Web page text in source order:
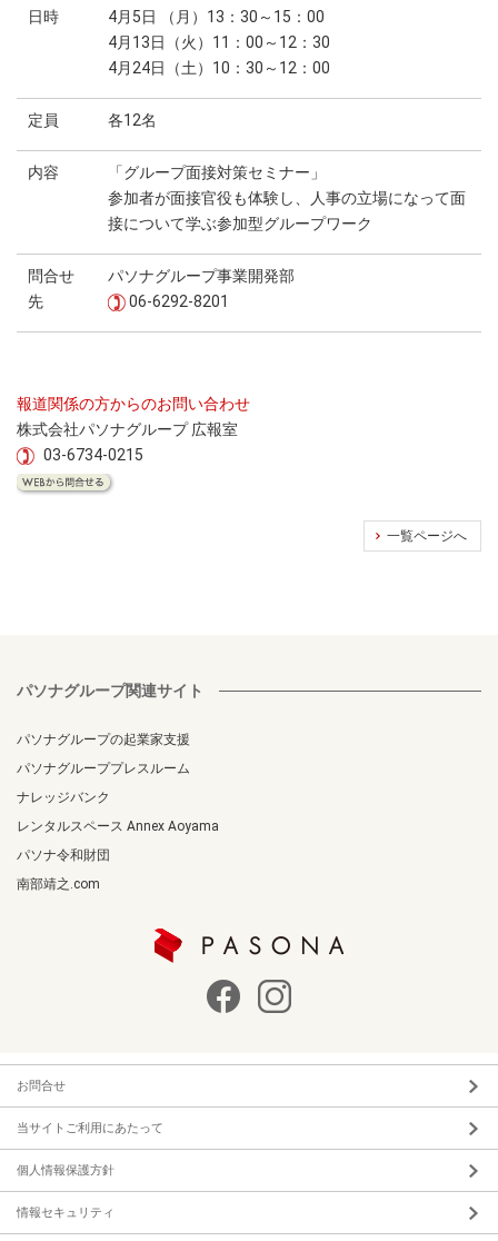
日時
4月5日 （月）13：30～15：00
4月13日（火）11：00～12：30
4月24日（土）10：30～12：00
定員 各12名
内容
「グループ面接対策セミナー」
参加者が面接官役も体験し、人事の立場になって面
接について学ぶ参加型グループワーク
問合せ
先
パソナグループ事業開発部
06-6292-8201
報道関係の方からのお問い合わせ
株式会社パソナグループ 広報室
03-6734-0215
一覧ページへ
パソナグループ関連サイト
パソナグループの起業家支援
パソナグループプレスルーム
ナレッジバンク
レンタルスペース Annex Aoyama
パソナ令和財団
南部靖之.com
お問合せ
当サイトご利用にあたって
個人情報保護方針
情報セキュリティ